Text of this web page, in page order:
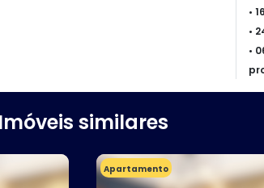
•
•
•
Imóveis similares
Apartamento